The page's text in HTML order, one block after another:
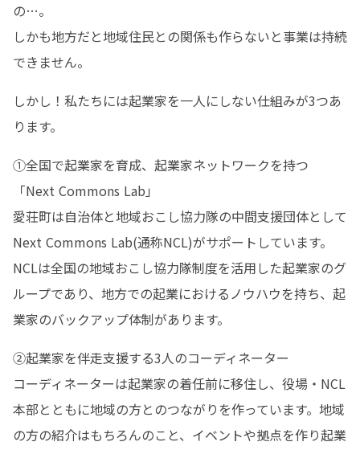
の…。
しかも地方だと地域住民との関係も作らないと事業は持続
できません。
しかし！私たちには起業家を一人にしない仕組みが3つあ
ります。
①全国で起業家を育成、起業家ネットワークを持つ
「Next Commons Lab」
愛荘町は自治体と地域おこし協力隊の中間支援団体として
Next Commons Lab(通称NCL)がサポートしています。
NCLは全国の地域おこし協力隊制度を活用した起業家のグ
ループであり、地方での起業におけるノウハウを持ち、起
業家のバックアップ体制があります。
②起業家を伴走支援する3人のコーディネーター
コーディネーターは起業家の着任前に移住し、役場・NCL
本部とともに地域の方とのつながりを作っています。地域
の方の紹介はもちろんのこと、イベントや拠点を作り起業